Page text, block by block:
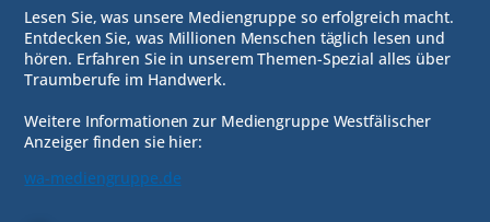
Lesen Sie, was unsere Mediengruppe so erfolgreich macht.
Entdecken Sie, was Millionen Menschen täglich lesen und
hören. Erfahren Sie in unserem Themen-Spezial alles über
Traumberufe im Handwerk.
Weitere Informationen zur Mediengruppe Westfälischer
Anzeiger finden sie hier:
wa-mediengruppe.de